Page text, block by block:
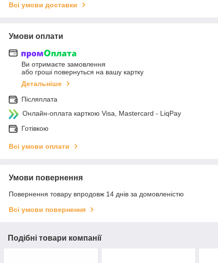
Всі умови доставки
Умови оплати
Ви отримаєте замовлення
або гроші повернуться на вашу картку
Детальніше
Післяплата
Онлайн-оплата карткою Visa, Mastercard - LiqPay
Готівкою
Всі умови оплати
Умови повернення
Повернення товару впродовж 14 днів за домовленістю
Всі умови повернення
Подібні товари компанії